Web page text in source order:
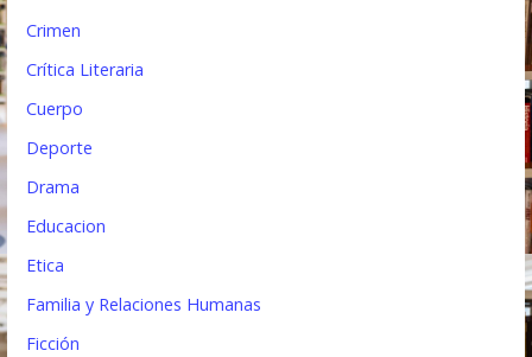
Crimen
Crítica Literaria
Cuerpo
Deporte
Drama
Educacion
Etica
Familia y Relaciones Humanas
Ficción